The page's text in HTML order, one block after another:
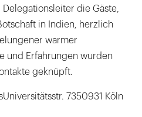
die Gäste,
in Indien, herzlich
warmer
und Erfahrungen wurden
geknüpft.
7350931 Köln